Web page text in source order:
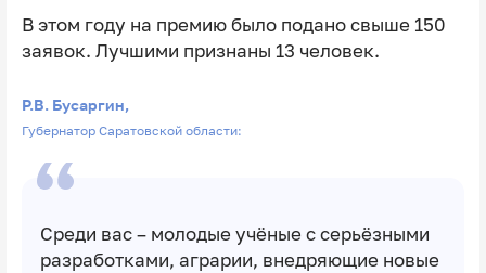
В этом году на премию было подано свыше 150
заявок. Лучшими признаны 13 человек.
Р.В. Бусаргин,
Губернатор Саратовской области:
Среди вас – молодые учёные с серьёзными
разработками, аграрии, внедряющие новые